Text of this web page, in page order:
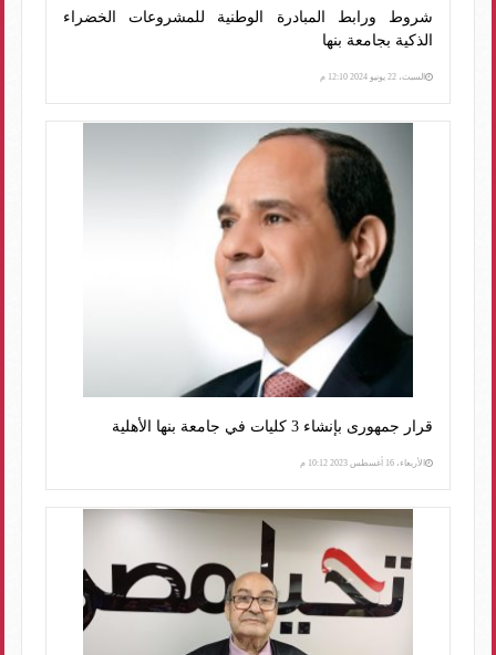
شروط ورابط المبادرة الوطنية للمشروعات الخضراء
الذكية بجامعة بنها
السبت، 22 يونيو 2024 12:10 م
قرار جمهورى بإنشاء 3 كليات في جامعة بنها الأهلية
الأربعاء، 16 أغسطس 2023 10:12 م